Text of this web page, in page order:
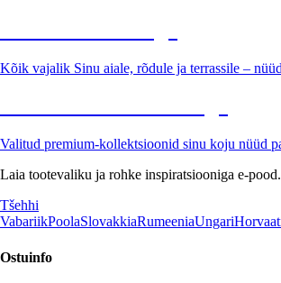
Kõik vajalik Sinu aiale, rõdule ja terrassile –
Valitud premium-kollektsioonid sinu koju nüüd
Laia tootevaliku ja rohke inspiratsiooniga e-pood.
Tšehhi
VabariikPoolaSlovakkiaRumeeniaUngari
Ostuinfo